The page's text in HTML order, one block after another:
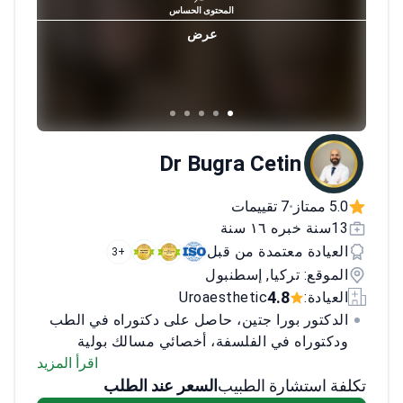
المحتوى الحساس
عرض
Dr Bugra Cetin
5.0 ممتاز •7 تقييمات
13سنة خبره ١٦ سنة
العيادة معتمدة من قبل
+3
الموقع: تركيا, إسطنبول
العيادة:
4.8
Uroaesthetic
الدكتور بورا جتين، حاصل على دكتوراه في الطب
ودكتوراه في الفلسفة، أخصائي مسالك بولية
معتمد. يختص في جراحة زرع القضيب، إعادة بناء
الأعضاء التناسلية، وصحة الرجل الجنسية. أجرى
اقرأ المزيد
تكلفة استشارة الطبيب السعر عند الطلب